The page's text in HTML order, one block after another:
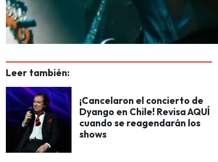
Leer también:
¡Cancelaron el concierto de
Dyango en Chile! Revisa AQUÍ
cuando se reagendarán los
shows